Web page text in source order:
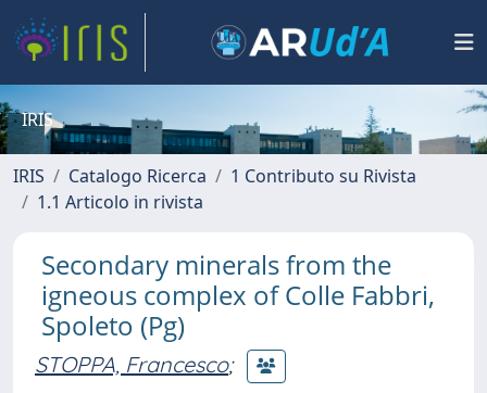
IRIS
IRIS Catalogo Ricerca
1 Contributo su Rivista
1.1 Articolo in rivista
Secondary minerals from the
igneous complex of Colle Fabbri,
Spoleto (Pg)
STOPPA, Francesco;